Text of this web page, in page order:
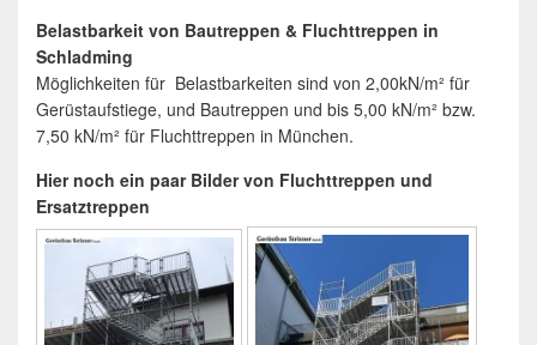
Belastbarkeit von Bautreppen & Fluchttreppen in
Schladming
Möglichkeiten für Belastbarkeiten sind von 2,00kN/m² für
Gerüstaufstiege, und Bautreppen und bis 5,00 kN/m² bzw.
7,50 kN/m² für Fluchttreppen in München.
Hier noch ein paar Bilder von Fluchttreppen und
Ersatztreppen